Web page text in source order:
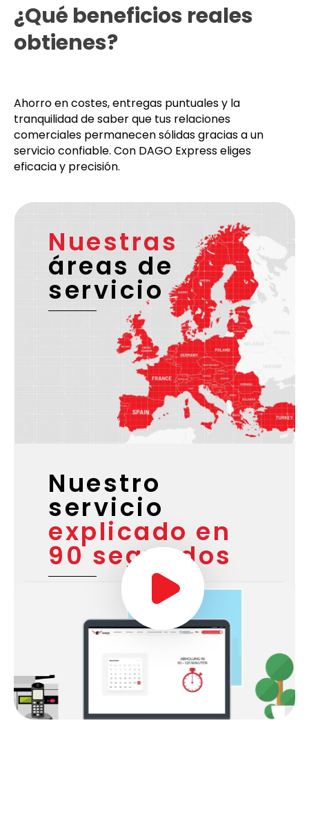
¿Qué beneficios reales
obtienes?
Ahorro en costes, entregas puntuales y la
tranquilidad de saber que tus relaciones
comerciales permanecen sólidas gracias a un
servicio confiable. Con DAGO Express eliges
eficacia y precisión.
Nuestras
áreas de
servicio
Nuestro
servicio
explicado en
90 segundos